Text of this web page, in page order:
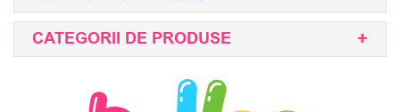
CATEGORII DE PRODUSE